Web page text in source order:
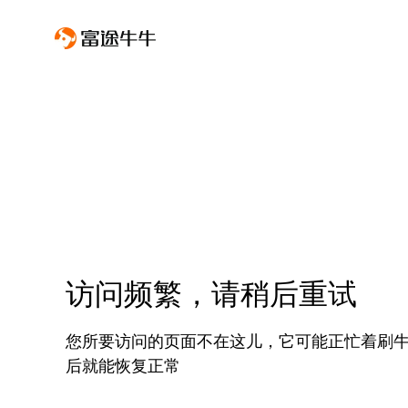
访问频繁，请稍后重试
您所要访问的页面不在这儿，它可能正忙着刷
后就能恢复正常